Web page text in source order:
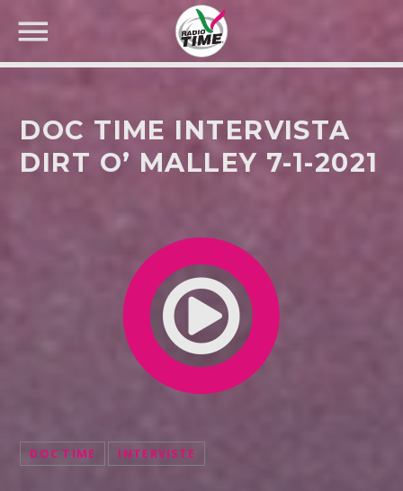
DOC TIME INTERVISTA
DIRT O’ MALLEY 7-1-2021
DOC TIME INTERVISTE